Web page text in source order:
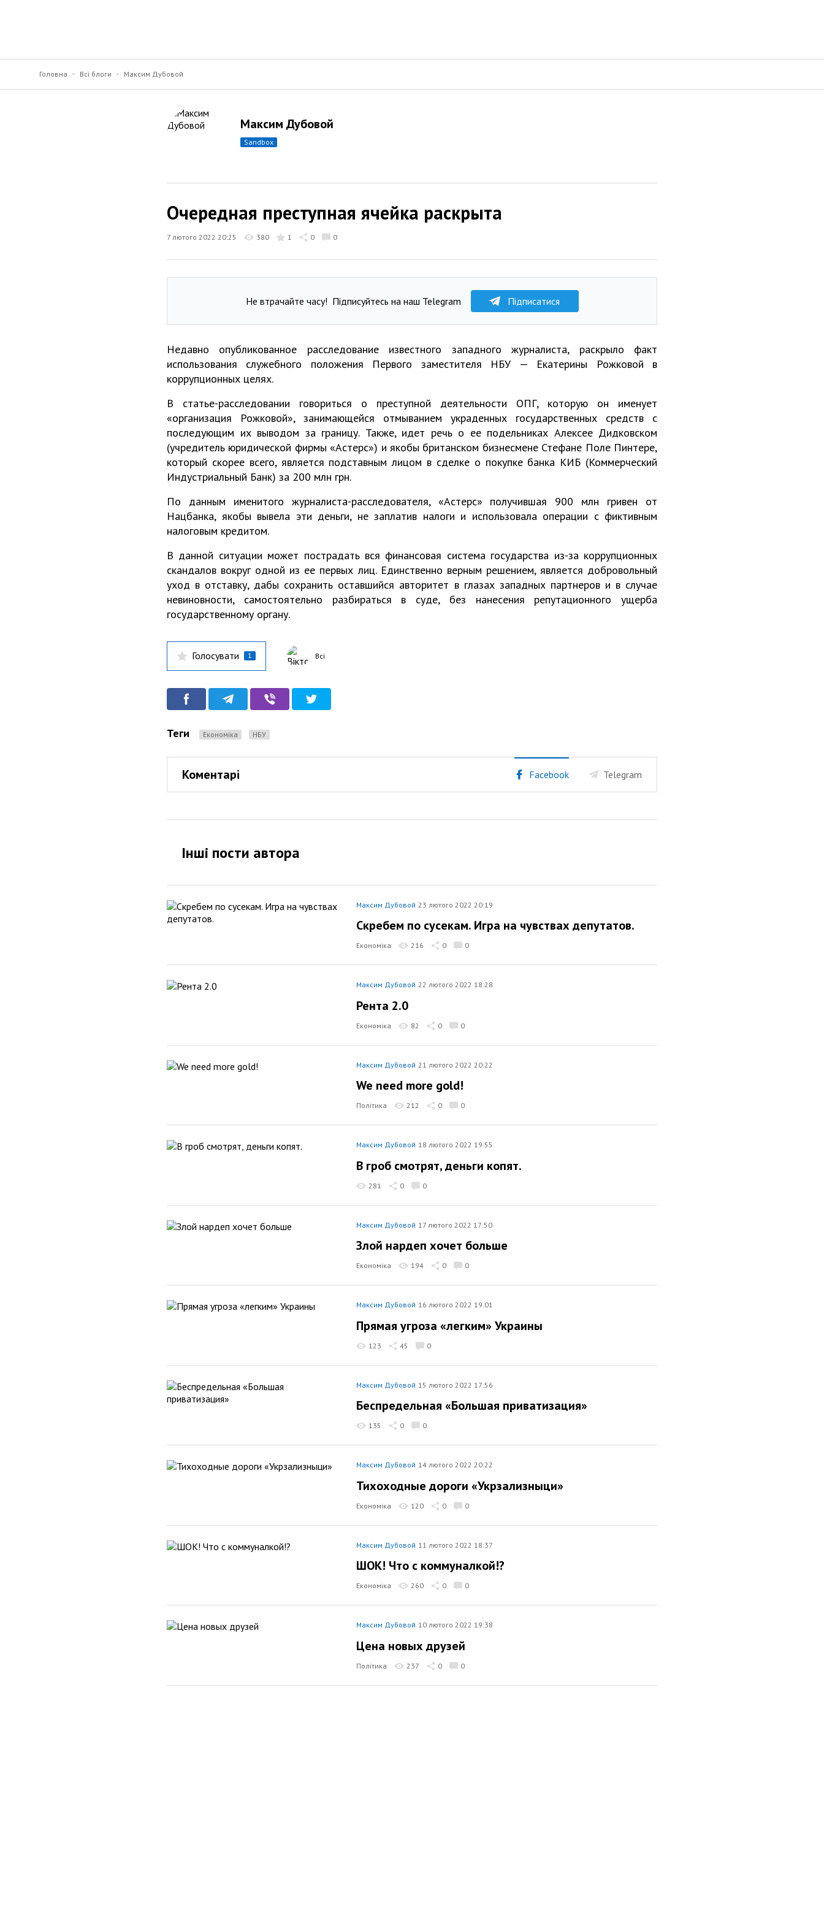
Головна Всі блоги Максим Дубовой
Максим Дубовой
sandbox
Очередная преступная ячейка раскрыта
7 лютого 2022 20:25 380 1 0 0
Не втрачайте часу! Підписуйтесь на наш Telegram Підписатися
Недавно опубликованное расследование известного западного журналиста, раскрыло факт
использования служебного положения Первого заместителя НБУ — Екатерины Рожковой в
коррупционных целях.
В статье-расследовании говориться о преступной деятельности ОПГ, которую он именует
«организация Рожковой», занимающейся отмыванием украденных государственных средств с
последующим их выводом за границу. Также, идет речь о ее подельниках Алексее Дидковском
(учредитель юридической фирмы «Астерс») и якобы британском бизнесмене Стефане Поле Пинтере,
который скорее всего, является подставным лицом в сделке о покупке банка КИБ (Коммерческий
Индустриальный Банк) за 200 млн грн.
По данным именитого журналиста-расследователя, «Астерс» получившая 900 млн гривен от
Нацбанка, якобы вывела эти деньги, не заплатив налоги и использовала операции с фиктивным
налоговым кредитом.
В данной ситуации может пострадать вся финансовая система государства из-за коррупционных
скандалов вокруг одной из ее первых лиц. Единственно верным решением, является добровольный
уход в отставку, дабы сохранить оставшийся авторитет в глазах западных партнеров и в случае
невиновности, самостоятельно разбираться в суде, без нанесения репутационного ущерба
государственному органу.
Голосувати 1 Всі
Теги Економіка НБУ
Коментарі Facebook Telegram
Інші пости автора
Максим Дубовой 23 лютого 2022 20:19
Скребем по сусекам. Игра на чувствах депутатов.
Економіка 216 0 0
Максим Дубовой 22 лютого 2022 18:28
Рента 2.0
Економіка 82 0 0
Максим Дубовой 21 лютого 2022 20:22
We need more gold!
Політика 212 0 0
Максим Дубовой 18 лютого 2022 19:55
В гроб смотрят, деньги копят.
281 0 0
Максим Дубовой 17 лютого 2022 17:50
Злой нардеп хочет больше
Економіка 194 0 0
Максим Дубовой 16 лютого 2022 19:01
Прямая угроза «легким» Украины
123 45 0
Максим Дубовой 15 лютого 2022 17:56
Беспредельная «Большая приватизация»
135 0 0
Максим Дубовой 14 лютого 2022 20:22
Тихоходные дороги «Укрзализныци»
Економіка 120 0 0
Максим Дубовой 11 лютого 2022 18:37
ШОК! Что с коммуналкой!?
Економіка 260 0 0
Максим Дубовой 10 лютого 2022 19:38
Цена новых друзей
Політика 237 0 0